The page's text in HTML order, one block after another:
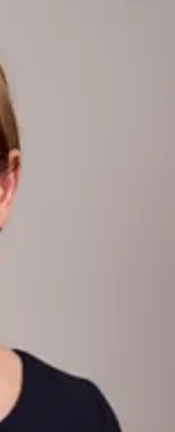
München
ID-
Sie unter